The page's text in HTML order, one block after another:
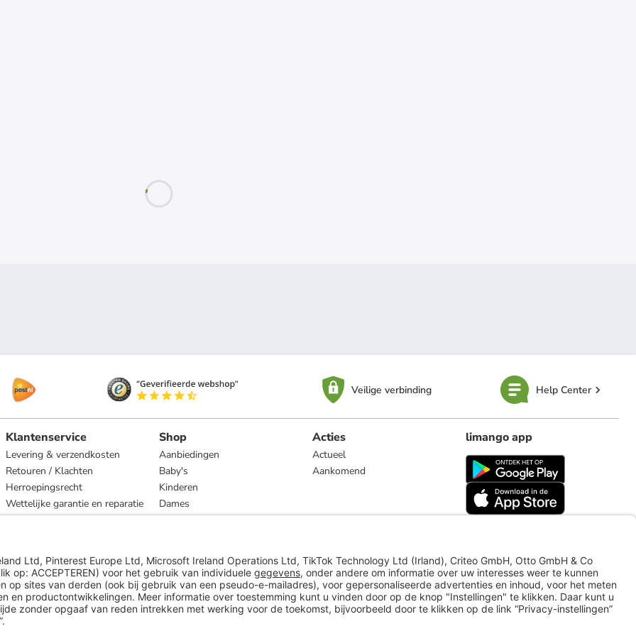
Veilige verbinding Help Center
Klantenservice
Levering & verzendkosten
Retouren / Klachten
Herroepingsrecht
Wettelijke garantie en reparatie
Shop
Aanbiedingen
Baby's
Kinderen
Dames
Heren
Acties
Actueel
Aankomend
limango app
limango.de limango.pl